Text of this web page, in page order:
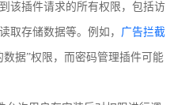
该插件请求的所有权限，包括访
取存储数据等。例如， 广告拦截
据”权限，而密码管理插件可能